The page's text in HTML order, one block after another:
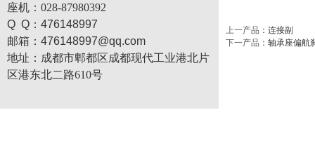
座机 ：028-87980392
Q Q：476148997
邮箱：476148997@qq.com
地址： 成都市郫都区成都现代工业港北片
区港东北二路610号
上一产品 ： 连接副
下一产品 ： 轴承座偏航